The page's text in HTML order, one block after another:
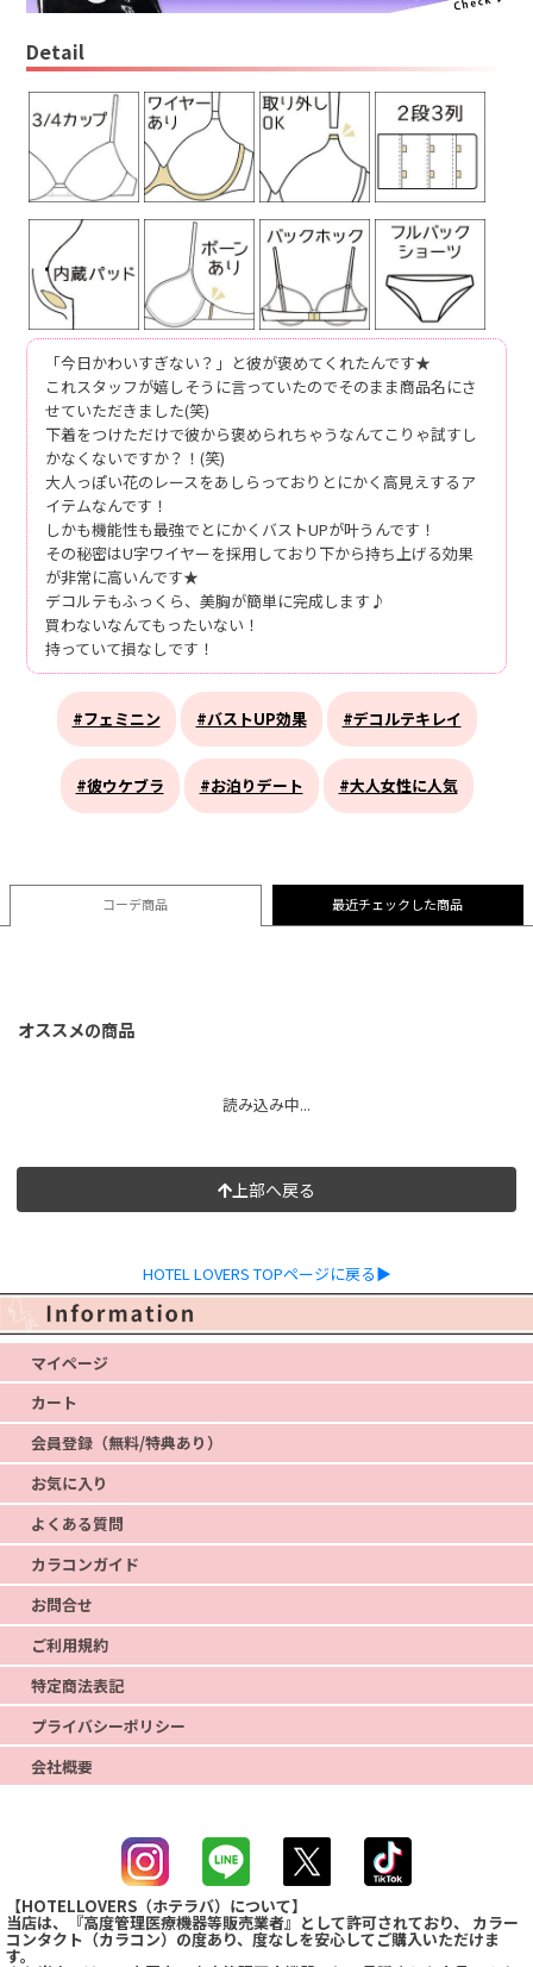
Detail
「今日かわいすぎない？」と彼が褒めてくれたんです★
これスタッフが嬉しそうに言っていたのでそのまま商品名にさ
せていただきました(笑)
下着をつけただけで彼から褒められちゃうなんてこりゃ試すし
かなくないですか？！(笑)
大人っぽい花のレースをあしらっておりとにかく高見えするア
イテムなんです！
しかも機能性も最強でとにかくバストUPが叶うんです！
その秘密はU字ワイヤーを採用しており下から持ち上げる効果
が非常に高いんです★
デコルテもふっくら、美胸が簡単に完成します♪
買わないなんてもったいない！
持っていて損なしです！
#フェミニン #バストUP効果 #デコルテキレイ
#彼ウケブラ #お泊りデート #大人女性に人気
コーデ商品 最近チェックした商品
オススメの商品
読み込み中...
上部へ戻る
HOTEL LOVERS TOPページに戻る▶
マイページ
カート
会員登録（無料/特典あり）
お気に入り
よくある質問
カラコンガイド
お問合せ
ご利用規約
特定商法表記
プライバシーポリシー
会社概要
【HOTELLOVERS（ホテラバ）について】
当店は、『高度管理医療機器等販売業者』として許可されており、 カラー
コンタクト（カラコン）の度あり、度なしを安心してご購入いただけま
す。